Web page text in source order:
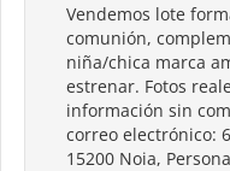
Vendemos lote
comunión,
niña/chica marca
estrenar. Fotos
información sin
correo electrónico:
15200 Noia,